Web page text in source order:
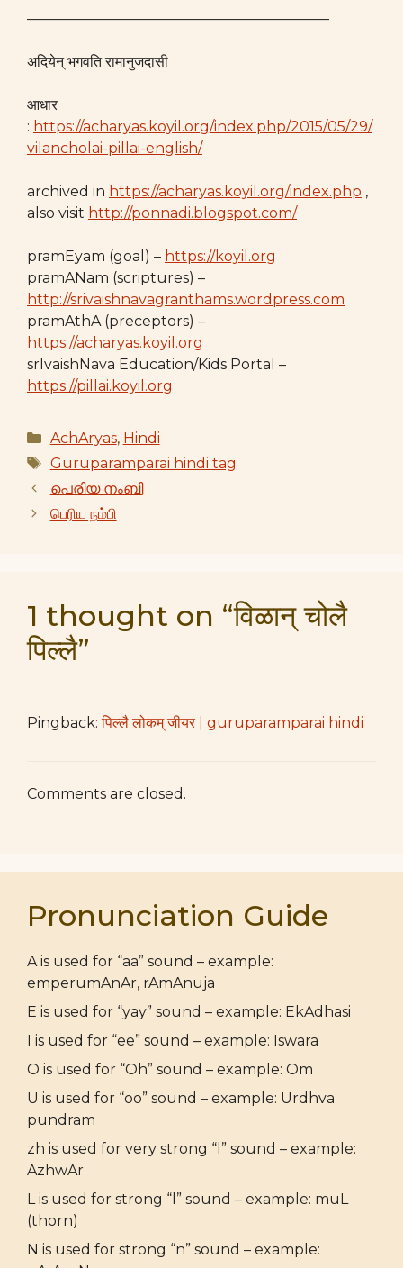
—————————————————————
अदियेन् भगवति रामानुजदासी
आधार
: https://acharyas.koyil.org/index.php/2015/05/29/
vilancholai-pillai-english/
archived in https://acharyas.koyil.org/index.php ,
also visit http://ponnadi.blogspot.com/
pramEyam (goal) – https://koyil.org
pramANam (scriptures) –
http://srivaishnavagranthams.wordpress.com
pramAthA (preceptors) –
https://acharyas.koyil.org
srIvaishNava Education/Kids Portal –
https://pillai.koyil.org
Categories
AchAryas, Hindi
Tags
Guruparamparai hindi tag
പെരിയ നംബി
பெரிய நம்பி
1 thought on “विळान् चोलै
पिल्लै”
Pingback:पिल्लै लोकम् जीयर | guruparamparai hindi
Comments are closed.
Pronunciation Guide
A is used for “aa” sound – example:
emperumAnAr, rAmAnuja
E is used for “yay” sound – example: EkAdhasi
I is used for “ee” sound – example: Iswara
O is used for “Oh” sound – example: Om
U is used for “oo” sound – example: Urdhva
pundram
zh is used for very strong “l” sound – example:
AzhwAr
L is used for strong “l” sound – example: muL
(thorn)
N is used for strong “n” sound – example: